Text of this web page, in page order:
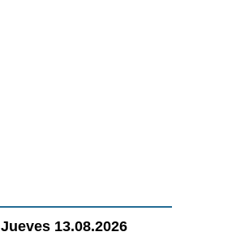
Jueves 13.08.2026